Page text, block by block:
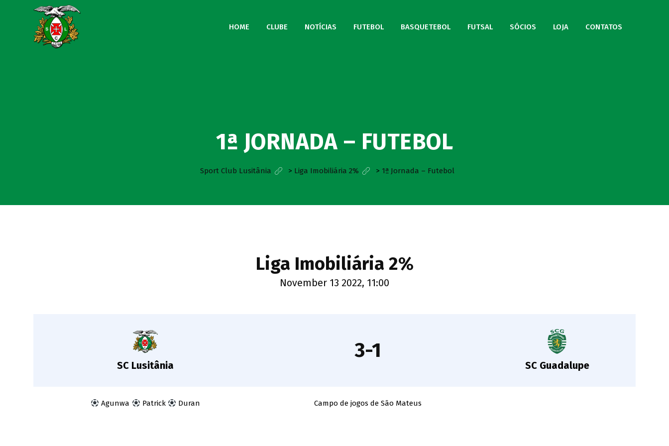
HOME CLUBE NOTÍCIAS FUTEBOL BASQUETEBOL FUTSAL SÓCIOS LOJA CONTATOS
1ª JORNADA – FUTEBOL
Sport Club Lusitânia > Liga Imobiliária 2% > 1ª Jornada – Futebol
Liga Imobiliária 2%
November 13 2022, 11:00
SC Lusitânia
3-1
SC Guadalupe
Agunwa Patrick Duran Campo de jogos de São Mateus